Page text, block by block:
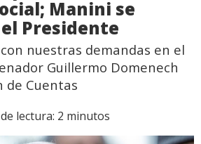
Manini se
Presidente
nuestras demandas en el
Guillermo Domenech
de Cuentas
lectura: 2 minutos